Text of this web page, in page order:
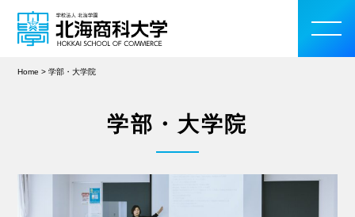
学部・大学院
Home >学部・大学院
学部・大学院